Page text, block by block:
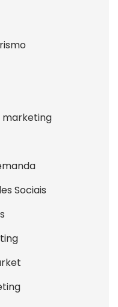
marketing
Sociais